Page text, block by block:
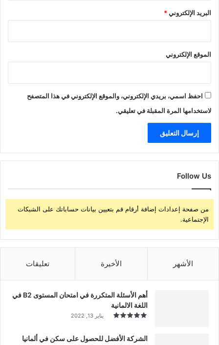
البريد الإلكتروني*
الموقع الإلكتروني
احفظ اسمي، بريدي الإلكتروني، والموقع الإلكتروني في هذا المتصفح
لاستخدامها المرة المقبلة في تعليقي.
Follow Us
من صفحة إعدادات إضافة أرقام قم بتعيين بيانات حساباتك على الشبكات
الإجتماعية.
الأشهر الأخيرة تعليقات
أهم الأسئلة المتكررة في امتحان المستوى B2 في
اللغة الالمانية
يناير 13, 2022
الشركة الأفضل للحصول على سكن في ألمانيا